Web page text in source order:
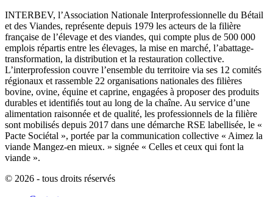
INTERBEV, l’Association Nationale Interprofessionnelle du Bétail
et des Viandes, représente depuis 1979 les acteurs de la filière
française de l’élevage et des viandes, qui compte plus de 500 000
emplois répartis entre les élevages, la mise en marché, l’abattage-
transformation, la distribution et la restauration collective.
L’interprofession couvre l’ensemble du territoire via ses 12 comités
régionaux et rassemble 22 organisations nationales des filières
bovine, ovine, équine et caprine, engagées à proposer des produits
durables et identifiés tout au long de la chaîne. Au service d’une
alimentation raisonnée et de qualité, les professionnels de la filière
sont mobilisés depuis 2017 dans une démarche RSE labellisée, le «
Pacte Sociétal », portée par la communication collective « Aimez la
viande Mangez-en mieux. » signée « Celles et ceux qui font la
viande ».
© 2026 - tous droits réservés